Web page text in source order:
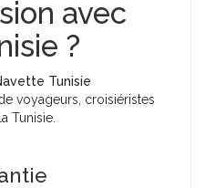
avec
?
Tunisie
voyageurs, croisiéristes
Tunisie.